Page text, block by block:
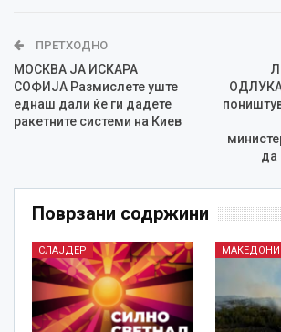
ПРЕТХОДНО
МОСКВА ЈА ИСКАРА
СОФИЈА Размислете уште
еднаш дали ќе ги дадете
ракетните системи на Киев
да
Поврзани содржини
СЛАЈДЕР